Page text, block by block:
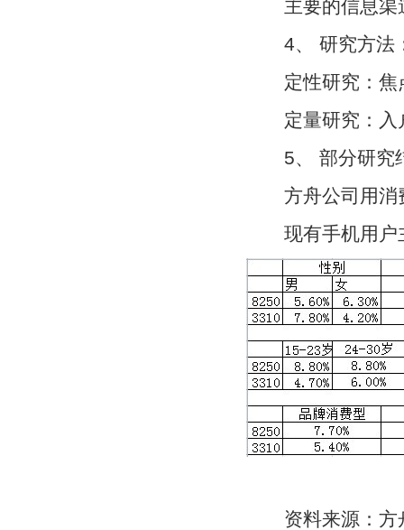
主要的信息渠
4、 研究方法
定性研究：焦
定量研究：入
5、 部分研究
方舟公司用消费
现有手机用户
资料来源：方